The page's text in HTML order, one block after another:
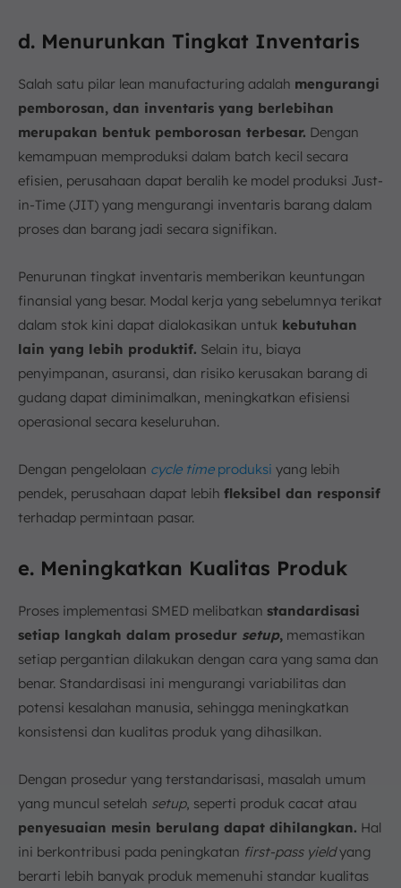
d. Menurunkan Tingkat Inventaris
Salah satu pilar lean manufacturing adalah mengurangi
pemborosan, dan inventaris yang berlebihan
merupakan bentuk pemborosan terbesar. Dengan
kemampuan memproduksi dalam batch kecil secara
efisien, perusahaan dapat beralih ke model produksi Just-
in-Time (JIT) yang mengurangi inventaris barang dalam
proses dan barang jadi secara signifikan.
Penurunan tingkat inventaris memberikan keuntungan
finansial yang besar. Modal kerja yang sebelumnya terikat
dalam stok kini dapat dialokasikan untuk kebutuhan
lain yang lebih produktif. Selain itu, biaya
penyimpanan, asuransi, dan risiko kerusakan barang di
gudang dapat diminimalkan, meningkatkan efisiensi
operasional secara keseluruhan.
Dengan pengelolaan cycle timeproduksi yang lebih
pendek, perusahaan dapat lebih fleksibel dan responsif
terhadap permintaan pasar.
e. Meningkatkan Kualitas Produk
Proses implementasi SMED melibatkan standardisasi
setiap langkah dalam prosedur setup, memastikan
setiap pergantian dilakukan dengan cara yang sama dan
benar. Standardisasi ini mengurangi variabilitas dan
potensi kesalahan manusia, sehingga meningkatkan
konsistensi dan kualitas produk yang dihasilkan.
Dengan prosedur yang terstandarisasi, masalah umum
yang muncul setelah setup, seperti produk cacat atau
penyesuaian mesin berulang dapat dihilangkan. Hal
ini berkontribusi pada peningkatan first-pass yieldyang
berarti lebih banyak produk memenuhi standar kualitas